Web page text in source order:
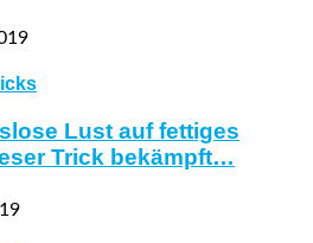
Lust auf fettiges
Trick bekämpft…